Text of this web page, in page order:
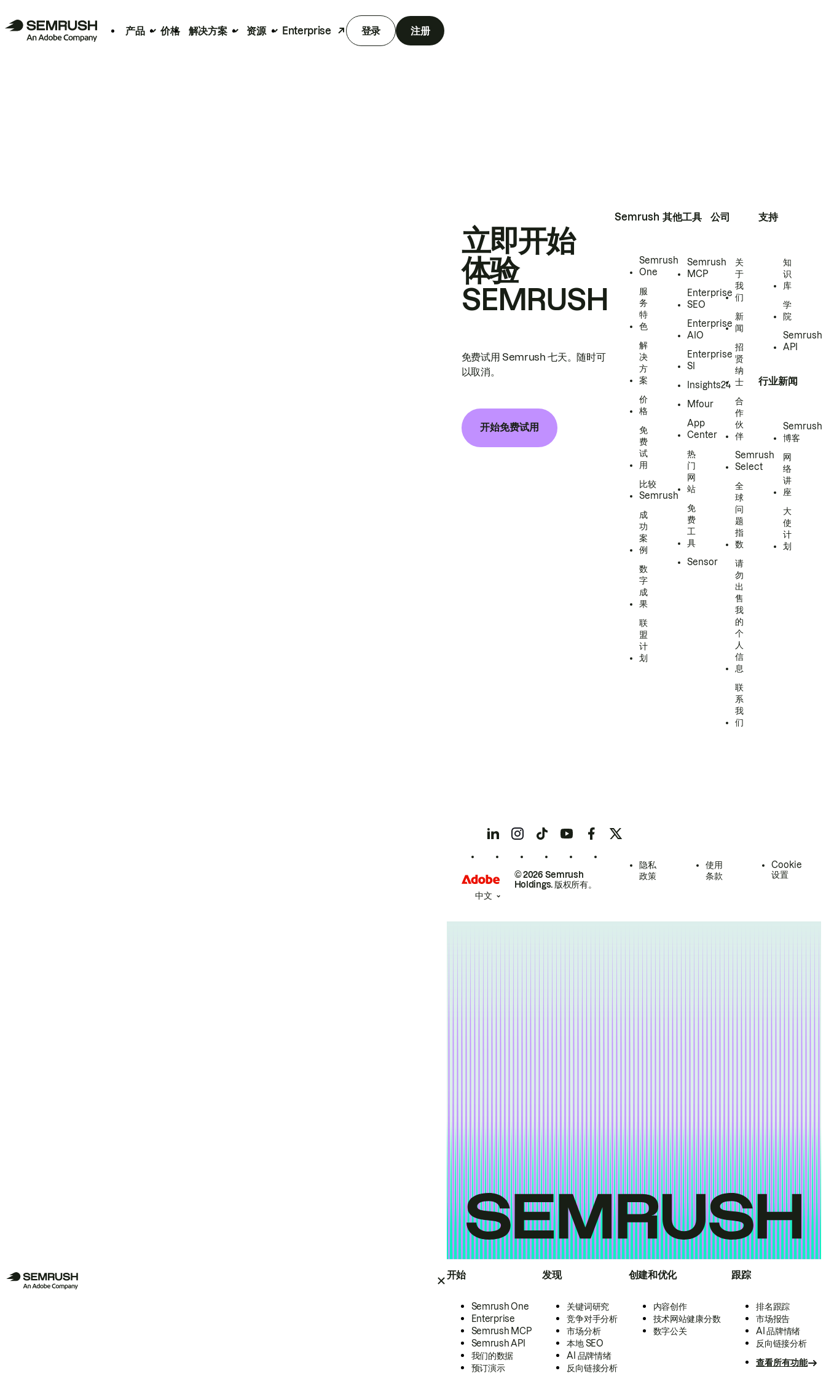
产品 价格 解决方案 资源 Enterprise 登录 注册
开始
Semrush One
Enterprise
Semrush MCP
Semrush API
我们的数据
预订演示
发现
关键词研究
竞争对手分析
市场分析
本地 SEO
AI 品牌情绪
反向链接分析
创建和优化
内容创作
技术网站健康分数
数字公关
跟踪
排名跟踪
市场报告
AI 品牌情绪
反向链接分析
查看所有功能
立即开始
体验
SEMRUSH
免费试用 Semrush 七天。随时可
以取消。
开始免费试用
Semrush
Semrush
One
服
务
特
色
解
决
方
案
价
格
免
费
试
用
比较
Semrush
成
功
案
例
数
字
成
果
联
盟
计
划
其他工具
Semrush
MCP
Enterprise
SEO
Enterprise
AIO
Enterprise
SI
Insights24
Mfour
App
Center
热
门
网
站
免
费
工
具
Sensor
公司
关
于
我
们
新
闻
招
贤
纳
士
合
作
伙
伴
Semrush
Select
全
球
问
题
指
数
请
勿
出
售
我
的
个
人
信
息
联
系
我
们
支持
知
识
库
学
院
Semrush
API
行业新闻
Semrush
博客
网
络
讲
座
大
使
计
划
© 2026 Semrush
Holdings. 版权所有。
隐私
政策
使用
条款
Cookie
设置
中文